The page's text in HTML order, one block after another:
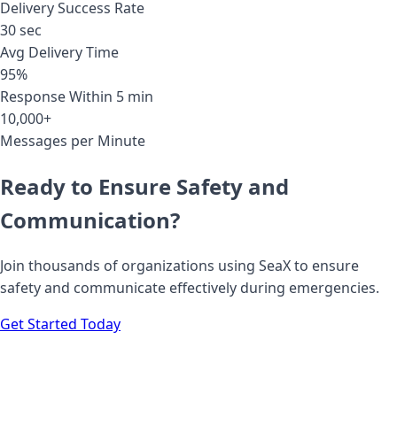
Delivery Success Rate
30 sec
Avg Delivery Time
95%
Response Within 5 min
10,000+
Messages per Minute
Ready to Ensure Safety and
Communication?
Join thousands of organizations using SeaX to ensure
safety and communicate effectively during emergencies.
Get Started Today